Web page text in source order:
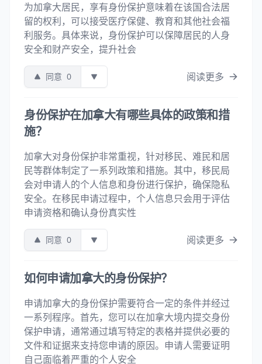
为加拿大居民，享有身份保护意味着在该国合法居
留的权利，可以接受医疗保健、教育和其他社会福
利服务。具体来说，身份保护可以保障居民的人身
安全和财产安全，提升社会
同意 0 阅读更多
身份保护在加拿大有哪些具体的政策和措
施？
加拿大对身份保护非常重视，针对移民、难民和居
民等群体制定了一系列政策和措施。其中，移民局
会对申请人的个人信息和身份进行保护，确保隐私
安全。在移民申请过程中，个人信息只会用于评估
申请资格和确认身份真实性
同意 0 阅读更多
如何申请加拿大的身份保护？
申请加拿大的身份保护需要符合一定的条件并经过
一系列程序。首先，您可以在加拿大境内提交身份
保护申请，通常通过填写特定的表格并提供必要的
文件和证据来支持您申请的原因。申请人需要证明
自己面临着严重的个人安全